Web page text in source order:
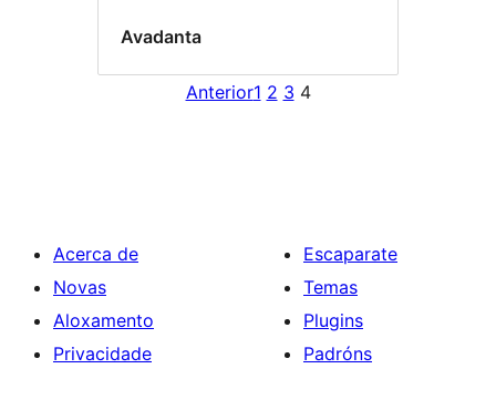
Avadanta
Anterior1 2 3 4
Acerca de
Novas
Aloxamento
Privacidade
Escaparate
Temas
Plugins
Padróns